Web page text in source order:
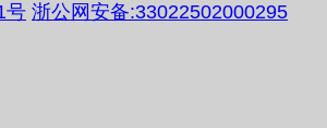
号 浙公网安备:33022502000295